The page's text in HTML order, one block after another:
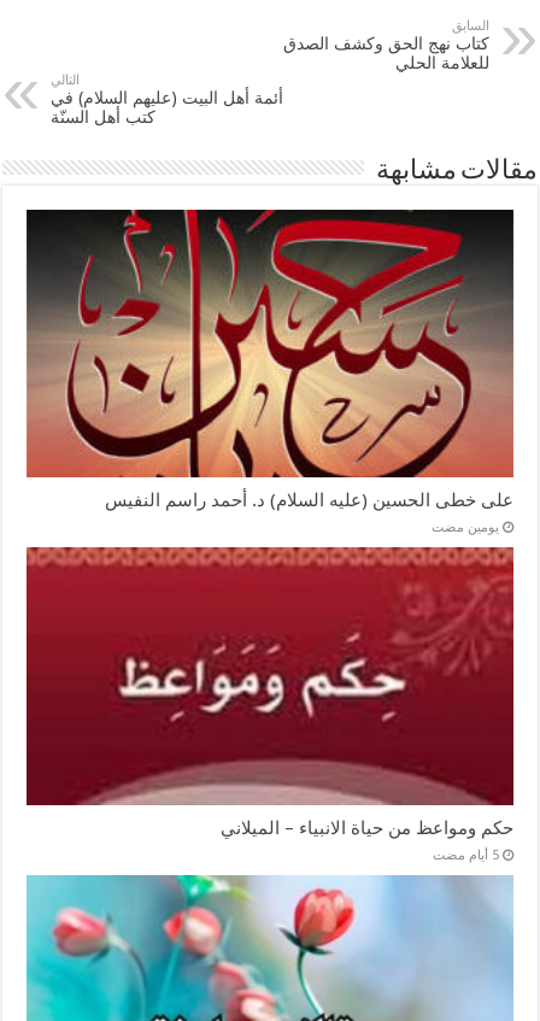
السابق
كتاب نهج الحق وكشف الصدق
للعلامة الحلي
التالي
أئمة أهل البيت (عليهم السلام) في
كتب أهل السنّة
مقالات مشابهة
على خطى الحسين (عليه السلام) د. أحمد راسم النفيس
‏يومين مضت
حكم ومواعظ من حياة الانبياء – الميلاني
‏5 أيام مضت